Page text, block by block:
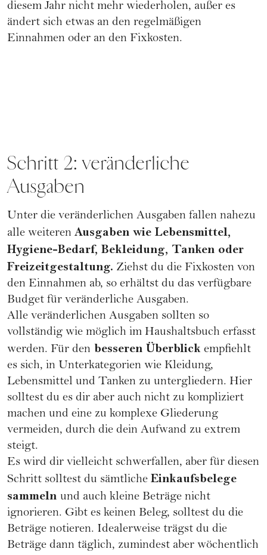
diesem Jahr nicht mehr wiederholen, außer es
ändert sich etwas an den regelmäßigen
Einnahmen oder an den Fixkosten.
Schritt 2: veränderliche
Ausgaben
Unter die veränderlichen Ausgaben fallen nahezu
alle weiteren Ausgaben wie Lebensmittel,
Hygiene-Bedarf, Bekleidung, Tanken oder
Freizeitgestaltung. Ziehst du die Fixkosten von
den Einnahmen ab, so erhältst du das verfügbare
Budget für veränderliche Ausgaben.
Alle veränderlichen Ausgaben sollten so
vollständig wie möglich im Haushaltsbuch erfasst
werden. Für den besseren Überblick empfiehlt
es sich, in Unterkategorien wie Kleidung,
Lebensmittel und Tanken zu untergliedern. Hier
solltest du es dir aber auch nicht zu kompliziert
machen und eine zu komplexe Gliederung
vermeiden, durch die dein Aufwand zu extrem
steigt.
Es wird dir vielleicht schwerfallen, aber für diesen
Schritt solltest du sämtliche Einkaufsbelege
sammeln und auch kleine Beträge nicht
ignorieren. Gibt es keinen Beleg, solltest du die
Beträge notieren. Idealerweise trägst du die
Beträge dann täglich, zumindest aber wöchentlich